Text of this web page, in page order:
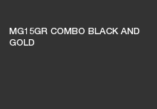
MG15GR COMBO BLACK AND
GOLD